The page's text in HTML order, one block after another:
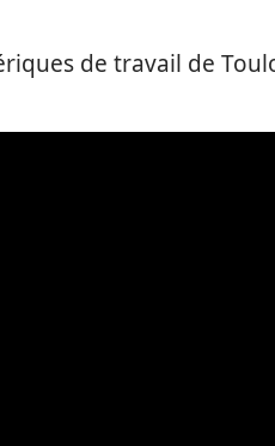
de travail de